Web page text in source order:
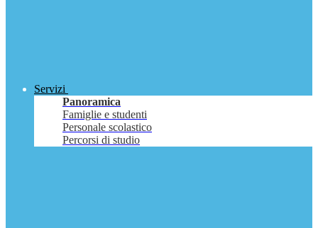
Servizi
Panoramica
Famiglie e studenti
Personale scolastico
Percorsi di studio